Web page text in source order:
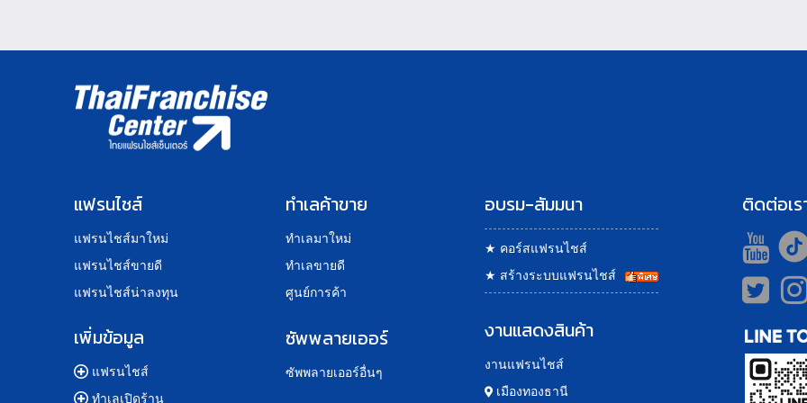
แฟรนไชส์
แฟรนไชส์มาใหม่
แฟรนไชส์ขายดี
แฟรนไชส์น่าลงทุน
เพิ่มข้อมูล
แฟรนไชส์
ทำเลเปิดร้าน
ทำเลค้าขาย
ทำเลมาใหม่
ทำเลขายดี
ศูนย์การค้า
ซัพพลายเออร์
ซัพพลายเออร์อื่นๆ
อบรม-สัมมนา
★ คอร์สแฟรนไชส์
★ สร้างระบบแฟรนไชส์
งานแสดงสินค้า
งานแฟรนไชส์
เมืองทองธานี
ติดต่อเร